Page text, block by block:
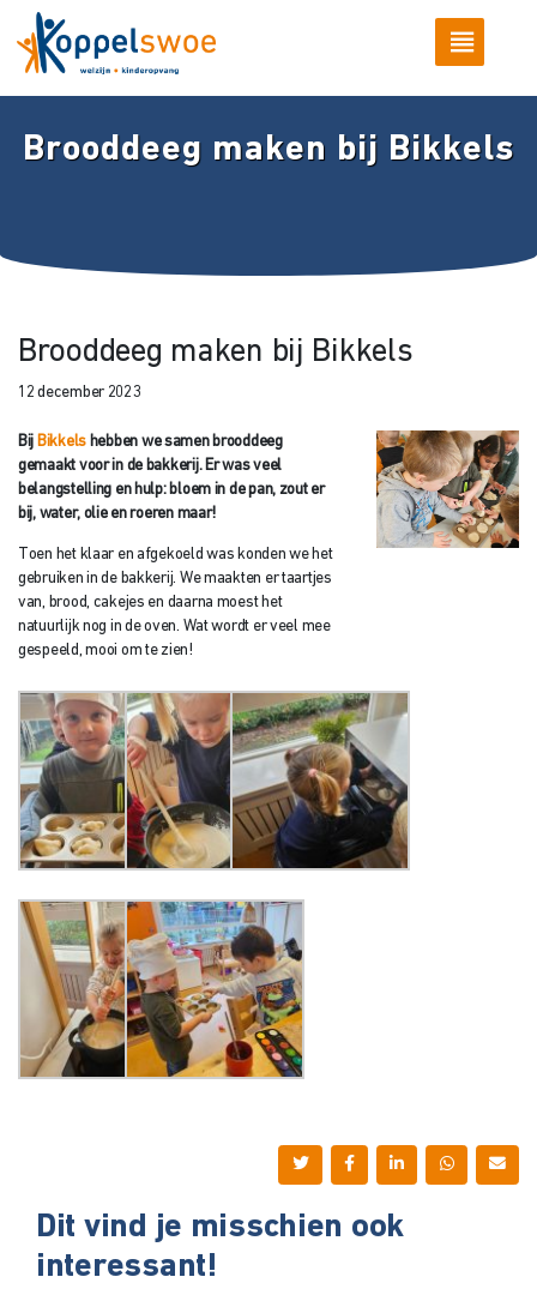
Brooddeeg maken bij Bikkels
Brooddeeg maken bij Bikkels
12 december 2023
Bij Bikkelshebben we samen brooddeeg
gemaakt voor in de bakkerij. Er was veel
belangstelling en hulp: bloem in de pan, zout er
bij, water, olie en roeren maar!
Toen het klaar en afgekoeld was konden we het
gebruiken in de bakkerij. We maakten er taartjes
van, brood, cakejes en daarna moest het
natuurlijk nog in de oven. Wat wordt er veel mee
gespeeld, mooi om te zien!
Dit vind je misschien ook
interessant!